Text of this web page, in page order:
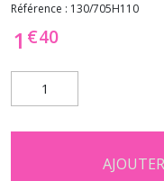
Référence : 130/705H110
1 €40